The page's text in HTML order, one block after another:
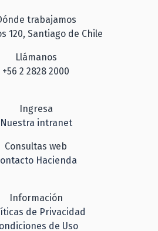
trabajamos
120, Santiago de Chile
Llámanos
+56 2 2828 2000
Ingresa
Nuestra intranet
Consultas web
Hacienda
Información
de Privacidad
de Uso